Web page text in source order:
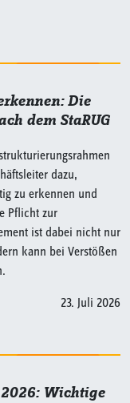
Die
dem StaRUG
dazu,
zu erkennen und
Pflicht zur
ist dabei nicht nur
kann bei Verstößen
23. Juli 2026
Wichtige